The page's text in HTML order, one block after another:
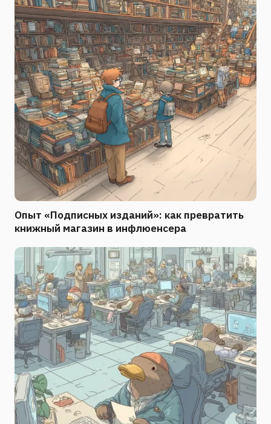
Опыт «Подписных изданий»: как превратить
книжный магазин в инфлюенсера